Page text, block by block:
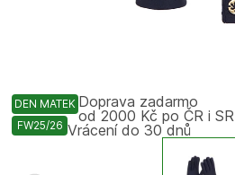
DEN MATEK
FW25/26
Doprava zadarmo
od 2000 Kč po ČR i SR
Vrácení do 30 dnů